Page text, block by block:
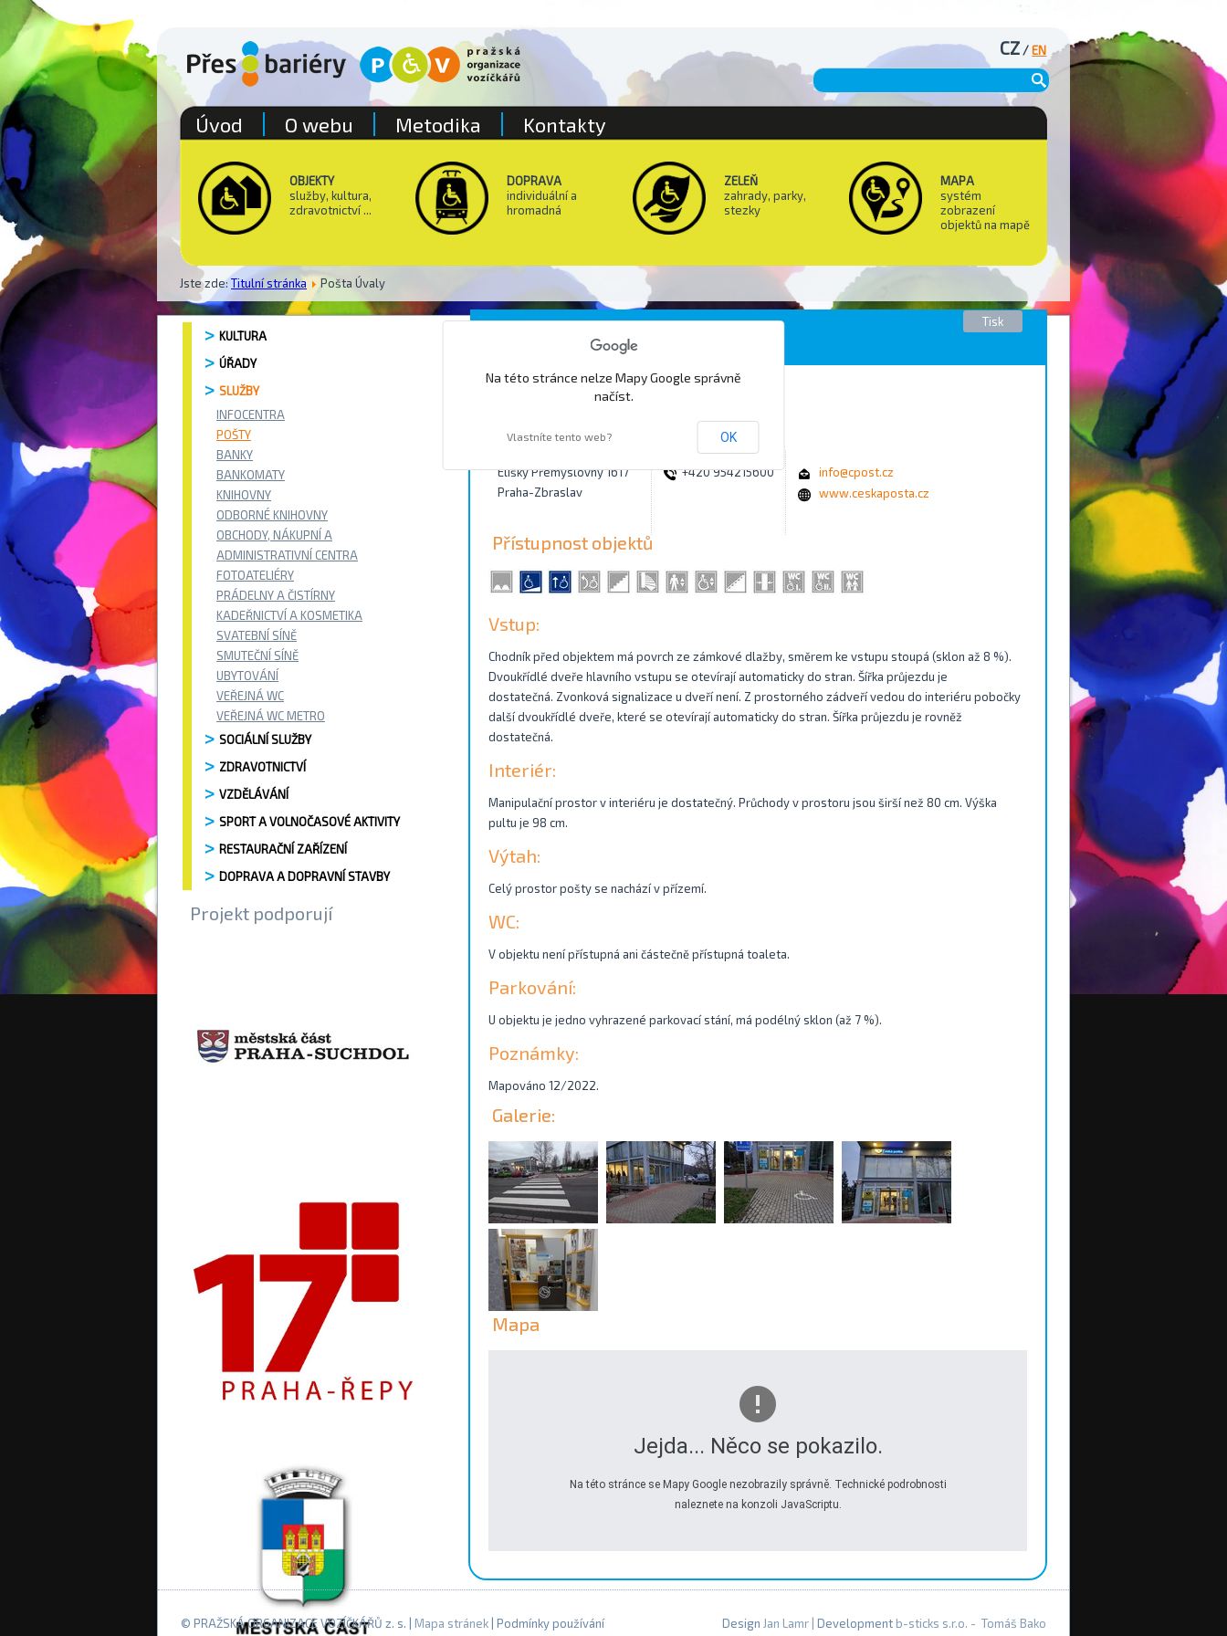
OBJEKTY
služby, kultura,
zdravotnictví ...
DOPRAVA
individuální a
hromadná
ZELEŇ
zahrady, parky,
stezky
MAPA
systém
zobrazení
objektů na mapě
CZ /EN
Jste zde:Titulní stránka Pošta Úvaly
Úvod O webu Metodika Kontakty
KULTURA
ÚŘADY
SLUŽBY
INFOCENTRA
POŠTY
BANKY
BANKOMATY
KNIHOVNY
ODBORNÉ KNIHOVNY
OBCHODY, NÁKUPNÍ A
ADMINISTRATIVNÍ CENTRA
FOTOATELIÉRY
PRÁDELNY A ČISTÍRNY
KADEŘNICTVÍ A KOSMETIKA
SVATEBNÍ SÍNĚ
SMUTEČNÍ SÍNĚ
UBYTOVÁNÍ
VEŘEJNÁ WC
VEŘEJNÁ WC METRO
SOCIÁLNÍ SLUŽBY
ZDRAVOTNICTVÍ
VZDĚLÁVÁNÍ
SPORT A VOLNOČASOVÉ AKTIVITY
RESTAURAČNÍ ZAŘÍZENÍ
DOPRAVA A DOPRAVNÍ STAVBY
Projekt podporují
Tisk
Pošta Praha 516
Elišky Přemyslovny 1617
Praha-Zbraslav
+420 954215600
info@cpost.cz
www.ceskaposta.cz
Přístupnost objektů
Vstup:
Chodník před objektem má povrch ze zámkové dlažby, směrem ke vstupu stoupá (sklon až 8 %).
Dvoukřídlé dveře hlavního vstupu se otevírají automaticky do stran. Šířka průjezdu je
dostatečná. Zvonková signalizace u dveří není. Z prostorného zádveří vedou do interiéru pobočky
další dvoukřídlé dveře, které se otevírají automaticky do stran. Šířka průjezdu je rovněž
dostatečná.
Interiér:
Manipulační prostor v interiéru je dostatečný. Průchody v prostoru jsou širší než 80 cm. Výška
pultu je 98 cm.
Výtah:
Celý prostor pošty se nachází v přízemí.
WC:
V objektu není přístupná ani částečně přístupná toaleta.
Parkování:
U objektu je jedno vyhrazené parkovací stání, má podélný sklon (až 7 %).
Poznámky:
Mapováno 12/2022.
Galerie:
Mapa
Jejda... Něco se pokazilo.
Na této stránce se Mapy Google nezobrazily správně. Technické podrobnosti
naleznete na konzoli JavaScriptu.
Na této stránce nelze Mapy Google správně
načíst.
Vlastníte tento web? OK
© PRAŽSKÁ ORGANIZACE VOZÍČKÁŘŮ z. s. | Mapa stránek | Podmínky používání Design Jan Lamr Development b-sticks s.r.o. - Tomáš Bako